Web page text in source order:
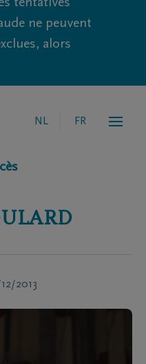
tentatives
ne peuvent
alors
NL FR
2013